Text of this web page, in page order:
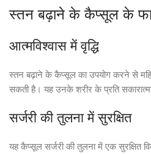
स्तन बढ़ाने के कैप्सूल के
आत्मविश्वास में वृद्धि
स्तन बढ़ाने के कैप्सूल का उपयोग करने से
सकती है। यह उनके शरीर के प्रति
सर्जरी की तुलना में सुरक्षित
यह कैप्सूल सर्जरी की तुलना में एक सुरक्षित